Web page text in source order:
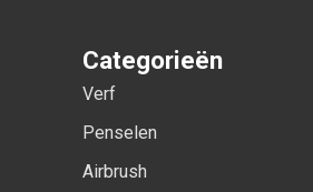
Categorieën
Verf
Penselen
Airbrush